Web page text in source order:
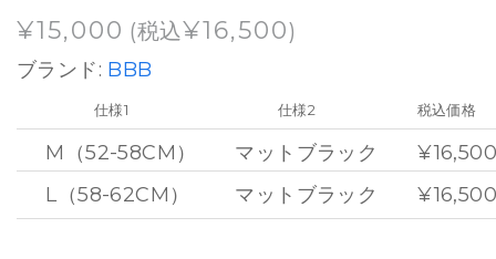
¥15,000 (税込¥16,500)
ブランド: BBB
仕様1
M（52-58CM）
L（58-62CM）
仕様2
マットブラック
マットブラック
税込価格
¥16,500
¥16,500